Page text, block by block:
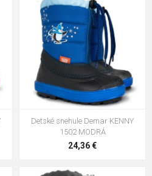
Detské snehule Demar KENNY
1502 MODRÁ
24,36 €